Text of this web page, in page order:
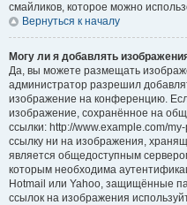
смайликов, которое можно
Вернуться к началу
Могу ли я добавлять
Да, вы можете размещать
администратор разрешил
изображение на конференцию.
изображение, сохранённое на
ссылки: http://www.example.com/
ссылку ни на изображения,
является общедоступным
которым необходима
Hotmail или Yahoo, защищённые
ссылок на изображения